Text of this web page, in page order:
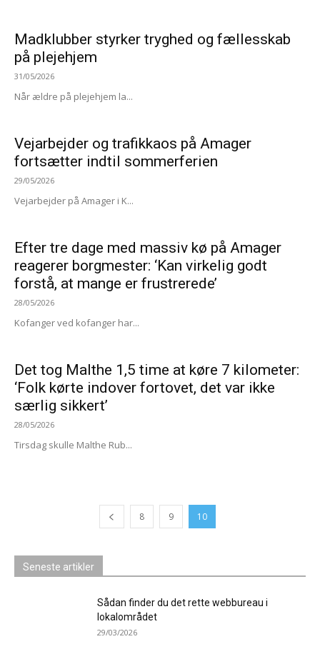
Madklubber styrker tryghed og fællesskab
på plejehjem
31/05/2026
Når ældre på plejehjem la...
Vejarbejder og trafikkaos på Amager
fortsætter indtil sommerferien
29/05/2026
Vejarbejder på Amager i K...
Efter tre dage med massiv kø på Amager
reagerer borgmester: ‘Kan virkelig godt
forstå, at mange er frustrerede’
28/05/2026
Kofanger ved kofanger har...
Det tog Malthe 1,5 time at køre 7 kilometer:
‘Folk kørte indover fortovet, det var ikke
særlig sikkert’
28/05/2026
Tirsdag skulle Malthe Rub...
8 9 10
Seneste artikler
Sådan finder du det rette webbureau i
lokalområdet
29/03/2026